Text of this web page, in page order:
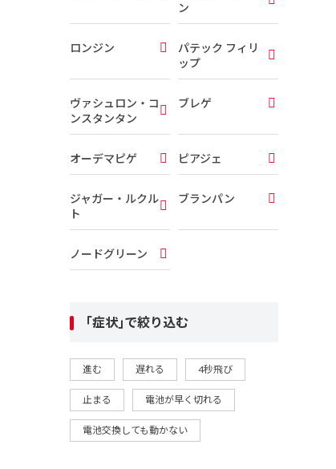
ン
ロンジン
パテック フィリ
ップ
ヴァシュロン・コ
ンスタンタン
ブレゲ
オーデマピゲ ピアジェ
ジャガー・ルクル
ト
ブランパン
ノードグリーン
｢症状｣で絞り込む
進む 遅れる 4秒飛び
止まる 電池が早く切れる
電池交換しても動かない